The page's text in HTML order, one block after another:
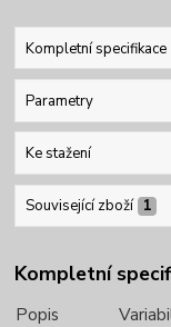
Kompletní specifikace
Parametry
Ke stažení
Související zboží 1
Kompletní
Popis